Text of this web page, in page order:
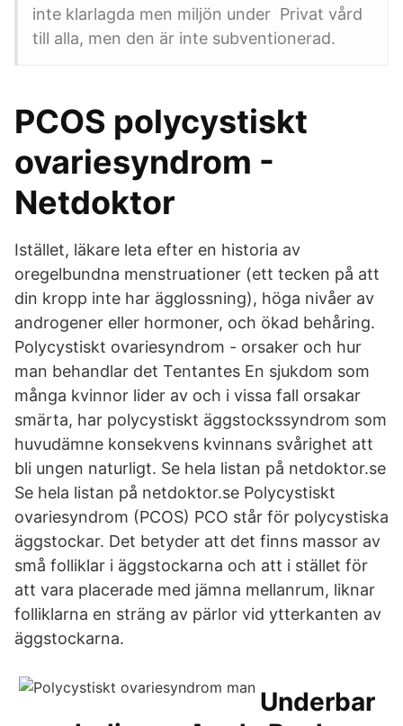
inte klarlagda men miljön under Privat vård
till alla, men den är inte subventionerad.
PCOS polycystiskt
ovariesyndrom -
Netdoktor
Istället, läkare leta efter en historia av
oregelbundna menstruationer (ett tecken på att
din kropp inte har ägglossning), höga nivåer av
androgener eller hormoner, och ökad behåring.
Polycystiskt ovariesyndrom - orsaker och hur
man behandlar det Tentantes En sjukdom som
många kvinnor lider av och i vissa fall orsakar
smärta, har polycystiskt äggstockssyndrom som
huvudämne konsekvens kvinnans svårighet att
bli ungen naturligt. Se hela listan på netdoktor.se
Se hela listan på netdoktor.se Polycystiskt
ovariesyndrom (PCOS) PCO står för polycystiska
äggstockar. Det betyder att det finns massor av
små folliklar i äggstockarna och att i stället för
att vara placerade med jämna mellanrum, liknar
folliklarna en sträng av pärlor vid ytterkanten av
äggstockarna.
‎Underbar